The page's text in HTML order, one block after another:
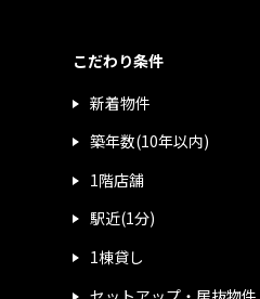
こだわり条件
新着物件
築年数(10年以内)
1階店舗
駅近(1分)
1棟貸し